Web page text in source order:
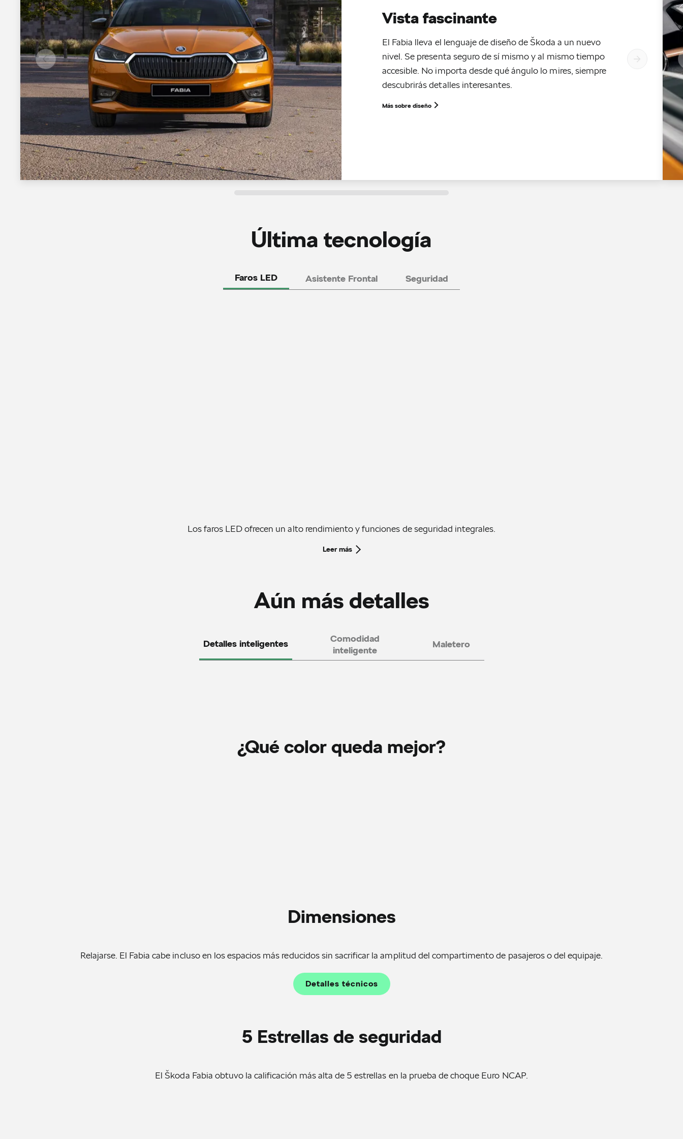
Vista fascinante
El Fabia lleva el lenguaje de diseño de Škoda a un nuevo
nivel. Se presenta seguro de sí mismo y al mismo tiempo
accesible. No importa desde qué ángulo lo mires, siempre
descubrirás detalles interesantes.
Más sobre diseño
Última tecnología
Faros LED Asistente Frontal Seguridad
Los faros LED ofrecen un alto rendimiento y funciones de seguridad integrales.
Leer más
Aún más detalles
Detalles inteligentes
Comodidad
inteligente
Maletero
¿Qué color queda mejor?
Dimensiones
Relajarse. El Fabia cabe incluso en los espacios más reducidos sin sacrificar la amplitud del compartimento de pasajeros o del equipaje.
Detalles técnicos
5 Estrellas de seguridad
El Škoda Fabia obtuvo la calificación más alta de 5 estrellas en la prueba de choque Euro NCAP.